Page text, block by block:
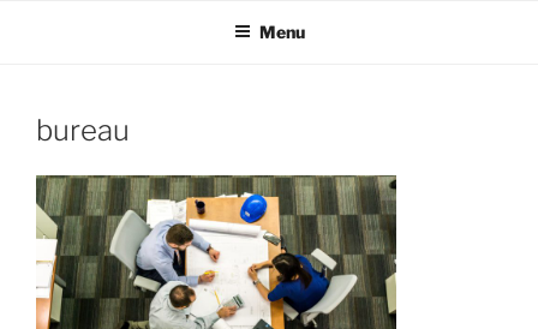
Menu
bureau